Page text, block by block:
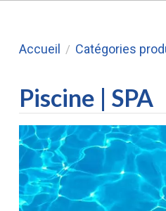
Accueil / Catégories
Piscine | SPA